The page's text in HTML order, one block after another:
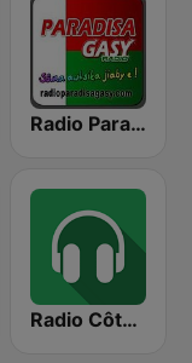
Radio Paradisagasy
Radio Côte d'Ivoire